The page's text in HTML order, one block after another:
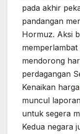
pada akhir
pandangan
Hormuz. Aksi
mendorong
perdagangan
Kenaikan harga
muncul
untuk segera
Kedua negara